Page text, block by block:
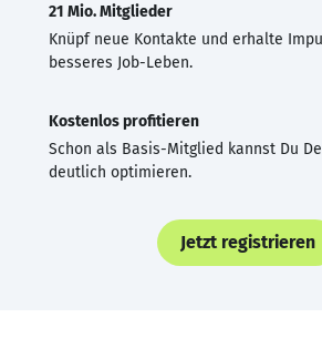
21 Mio. Mitglieder
Knüpf neue Kontakte und erhalte
besseres Job-Leben.
Kostenlos profitieren
Schon als Basis-Mitglied kannst Du
deutlich optimieren.
Jetzt registrieren